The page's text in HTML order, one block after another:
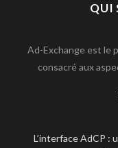
QUI
Ad-Exchange est le
consacré aux
L’interface AdCP :